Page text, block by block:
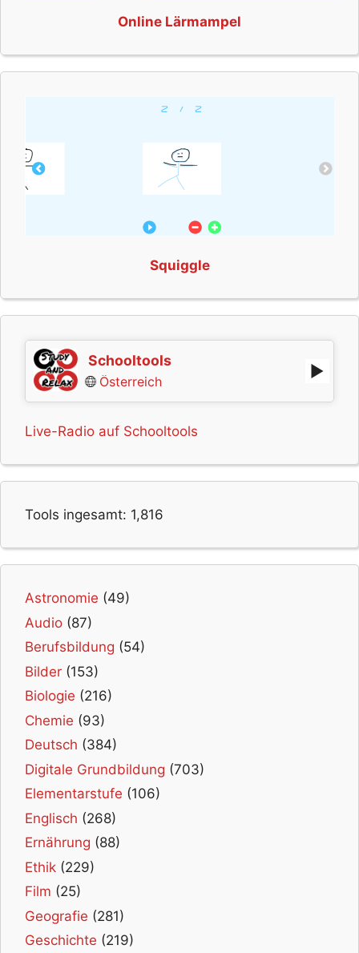
Online Lärmampel
Squiggle
Schooltools
Österreich
Live-Radio auf Schooltools
Tools ingesamt: 1,816
Astronomie (49)
Audio (87)
Berufsbildung (54)
Bilder (153)
Biologie (216)
Chemie (93)
Deutsch (384)
Digitale Grundbildung (703)
Elementarstufe (106)
Englisch (268)
Ernährung (88)
Ethik (229)
Film (25)
Geografie (281)
Geschichte (219)